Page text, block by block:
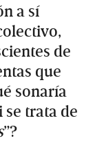
a sí
de
que
sonaría
trata de
”?